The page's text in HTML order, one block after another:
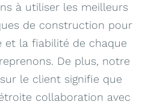
à utiliser les meilleurs
de construction pour
et la fiabilité de chaque
De plus, notre
le client signifie que
collaboration avec